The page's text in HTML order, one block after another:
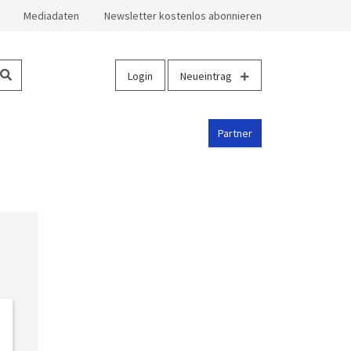
Mediadaten Newsletter kostenlos abonnieren
Login Neueintrag
Partner